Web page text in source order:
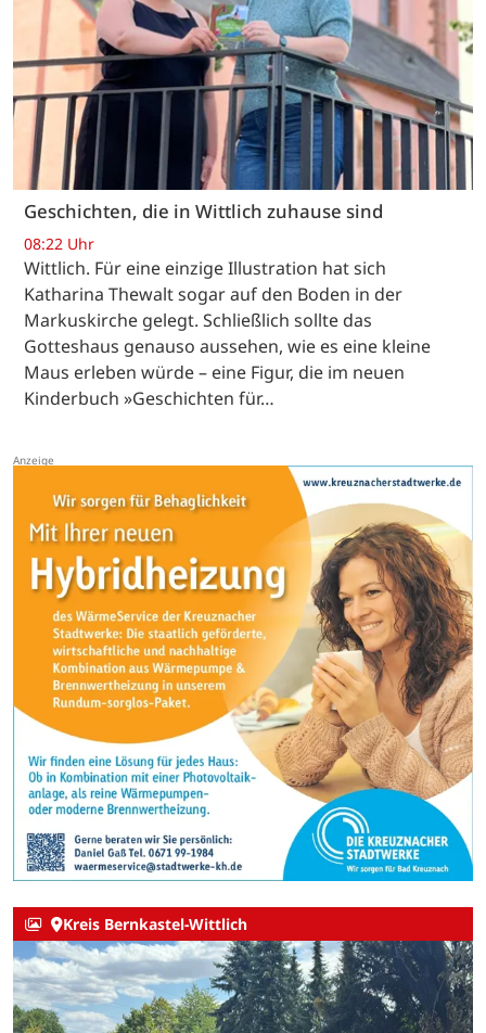
Geschichten, die in Wittlich zuhause sind
08:22 Uhr
Wittlich. Für eine einzige Illustration hat sich
Katharina Thewalt sogar auf den Boden in der
Markuskirche gelegt. Schließlich sollte das
Gotteshaus genauso aussehen, wie es eine kleine
Maus erleben würde – eine Figur, die im neuen
Kinderbuch »Geschichten für…
Kreis Bernkastel-Wittlich